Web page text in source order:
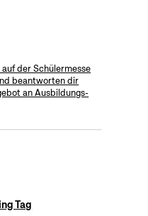
der Schülermesse
beantworten dir
an Ausbildungs-
Tag